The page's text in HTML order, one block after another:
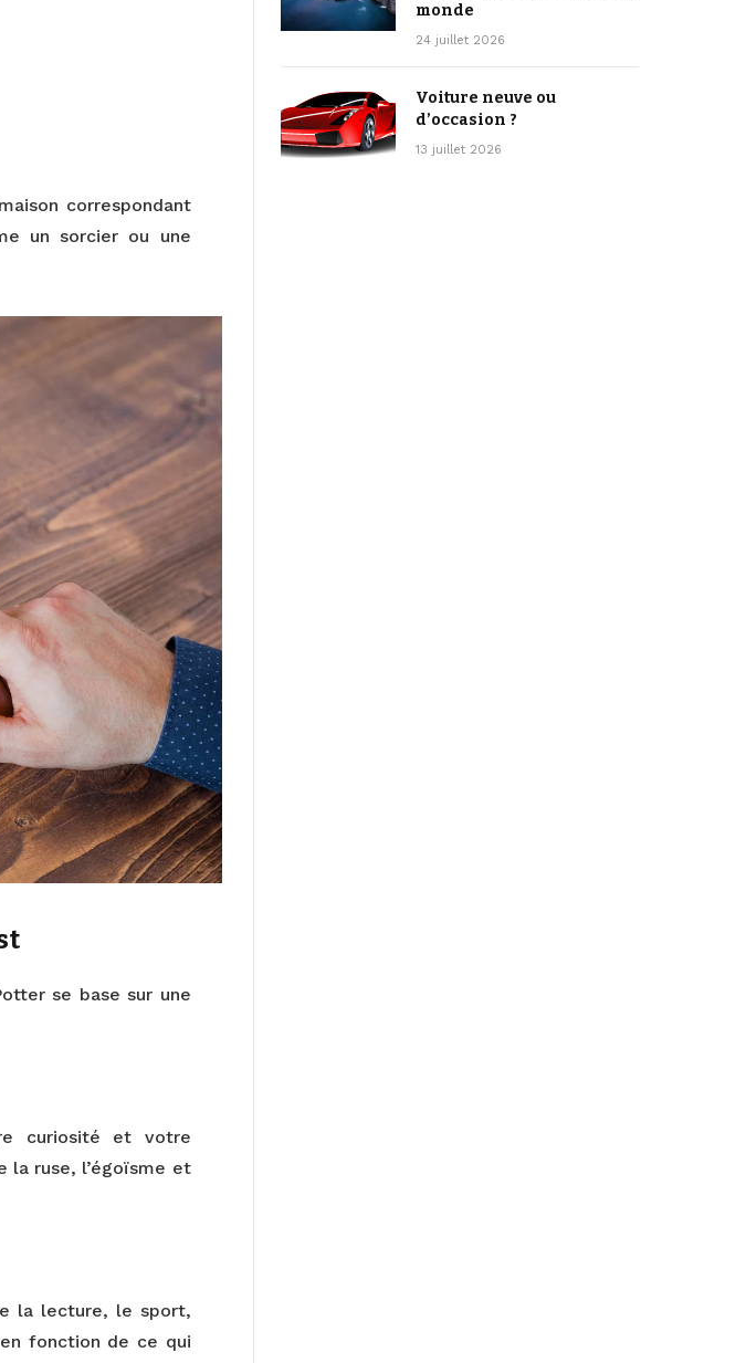
correspondant
un sorcier ou une
se base sur une
curiosité et votre
la ruse, l’égoïsme et
la lecture, le sport,
fonction de ce qui
monde
24 juillet 2026
Voiture neuve ou
d’occasion ?
13 juillet 2026